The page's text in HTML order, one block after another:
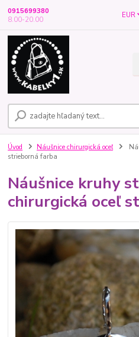
EUR
0915699380
8.00-20.00
Úvod Náušnice chirurgická oceľ
strieborná farba
Náušnice kruhy
chirurgická oceľ